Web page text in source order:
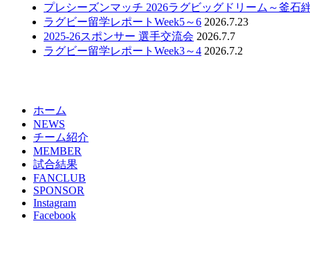
プレシーズンマッチ 2026ラグビッグドリーム～釜石
ラグビー留学レポートWeek5～6 2026.7.23
2025-26スポンサー 選手交流会 2026.7.7
ラグビー留学レポートWeek3～4 2026.7.2
ホーム
NEWS
チーム紹介
MEMBER
試合結果
FANCLUB
SPONSOR
Instagram
Facebook